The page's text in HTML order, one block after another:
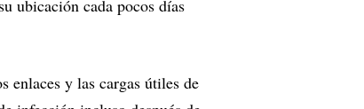
ubicación cada pocos días
enlaces y las cargas útiles de